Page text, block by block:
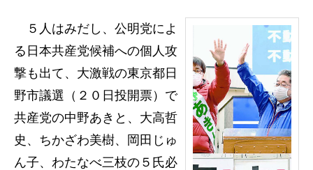
５人はみだし、公明党によ
る日本共産党候補への個人攻
撃も出て、大激戦の東京都日
野市議選（２０日投開票）で
共産党の中野あきと、大高哲
史、ちかざわ美樹、岡田じゅ
ん子、わたなべ三枝の５氏必